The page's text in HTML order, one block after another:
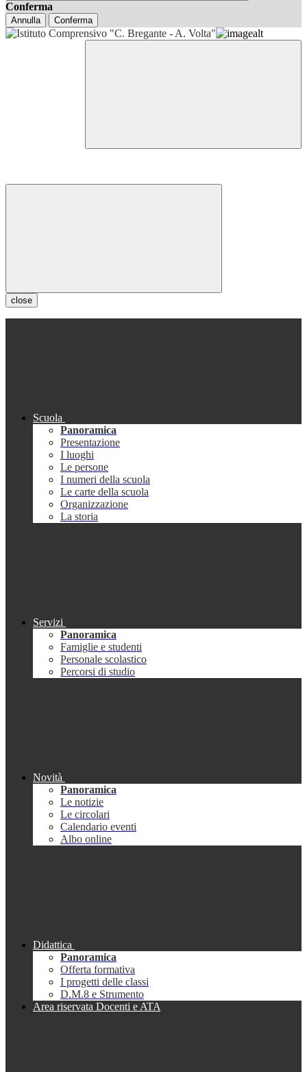
Conferma
Annulla Conferma
close
Scuola
Panoramica
Presentazione
I luoghi
Le persone
I numeri della scuola
Le carte della scuola
Organizzazione
La storia
Servizi
Panoramica
Famiglie e studenti
Personale scolastico
Percorsi di studio
Novità
Panoramica
Le notizie
Le circolari
Calendario eventi
Albo online
Didattica
Panoramica
Offerta formativa
I progetti delle classi
D.M.8 e Strumento
Area riservata Docenti e ATA